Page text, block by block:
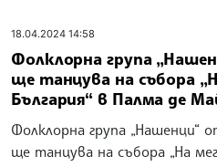
18.04.2024 14:58
Фолклорна група
ще танцува на събора
България“ в Палма де
Фолклорна група „Нашенци“
ще танцува на събора „На